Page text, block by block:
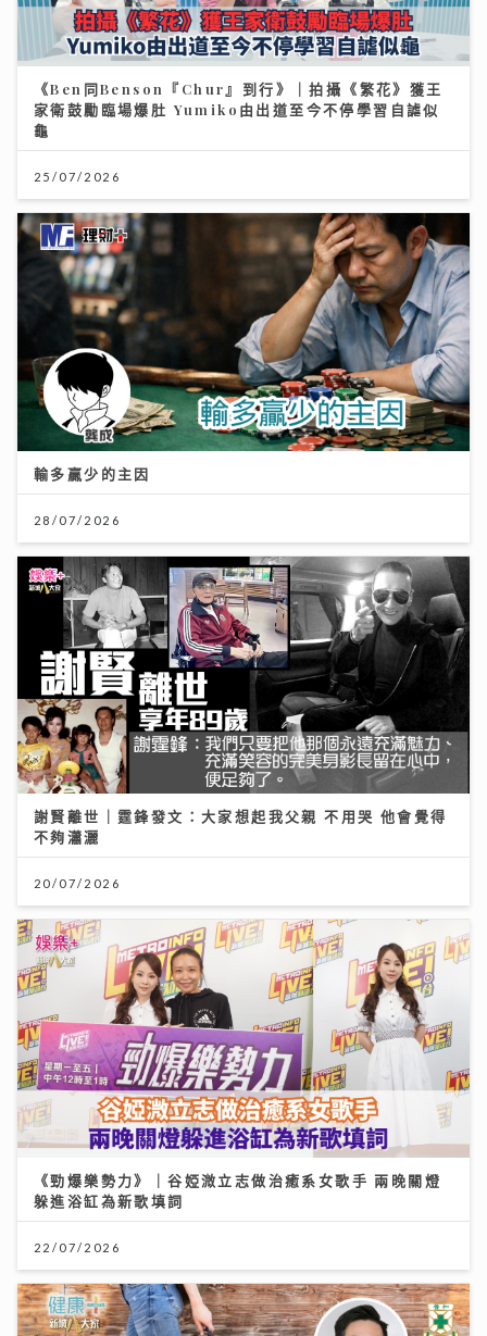
《Ben同Benson『Chur』到行》｜拍攝《繁花》獲王
家衛鼓勵臨場爆肚 Yumiko由出道至今不停學習自謔似
龜
25/07/2026
輸多贏少的主因
28/07/2026
謝賢離世｜霆鋒發文：大家想起我父親 不用哭 他會覺得
不夠瀟灑
20/07/2026
《勁爆樂勢力》｜谷婭溦立志做治癒系女歌手 兩晚關燈
躲進浴缸為新歌填詞
22/07/2026